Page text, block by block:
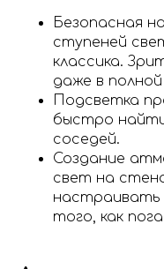
Безопасная
ступеней
классика.
даже в
Подсветка
быстро
соседей.
Создание
свет на
настраивать
того, как